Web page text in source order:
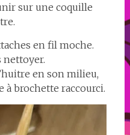
sur une coquille
en fil moche.
nettoyer.
en son milieu,
à brochette raccourci.